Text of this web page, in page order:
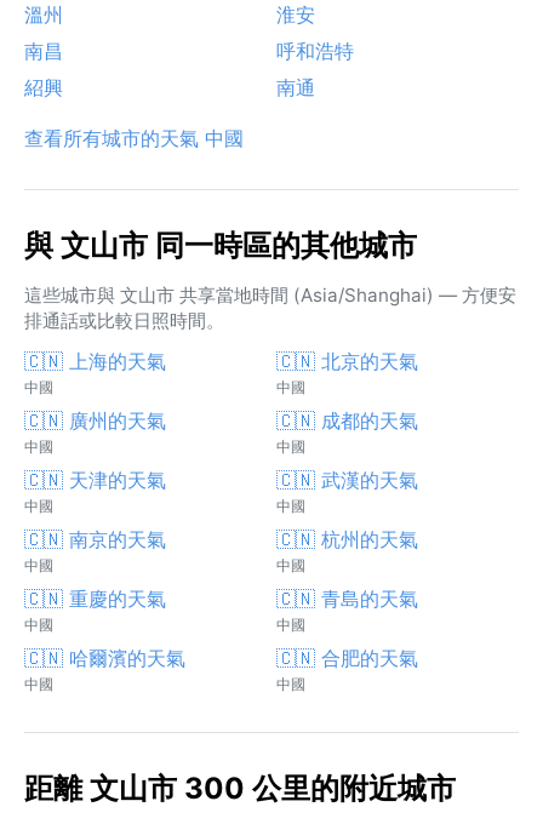
溫州
淮安
南昌
呼和浩特
紹興
南通
查看所有城市的天氣 中國
與 文山市 同一時區的其他城市
這些城市與 文山市 共享當地時間 (Asia/Shanghai) — 方便安
排通話或比較日照時間。
🇨🇳 上海的天氣
中國
🇨🇳 北京的天氣
中國
🇨🇳 廣州的天氣
中國
🇨🇳 成都的天氣
中國
🇨🇳 天津的天氣
中國
🇨🇳 武漢的天氣
中國
🇨🇳 南京的天氣
中國
🇨🇳 杭州的天氣
中國
🇨🇳 重慶的天氣
中國
🇨🇳 青島的天氣
中國
🇨🇳 哈爾濱的天氣
中國
🇨🇳 合肥的天氣
中國
距離 文山市 300 公里的附近城市